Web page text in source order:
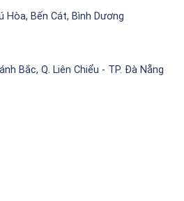
Hòa, Bến Cát, Bình Dương
Bắc, Q. Liên Chiểu - TP. Đà Nẵng